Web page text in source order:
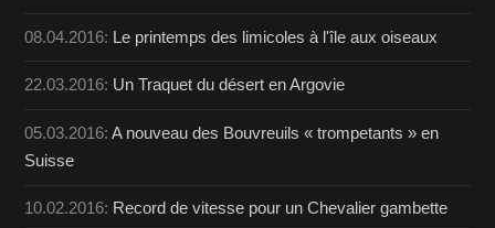
08.04.2016: Le printemps des limicoles à l'île aux oiseaux
22.03.2016: Un Traquet du désert en Argovie
05.03.2016:A nouveau des Bouvreuils « trompetants » en
Suisse
10.02.2016: Record de vitesse pour un Chevalier gambette